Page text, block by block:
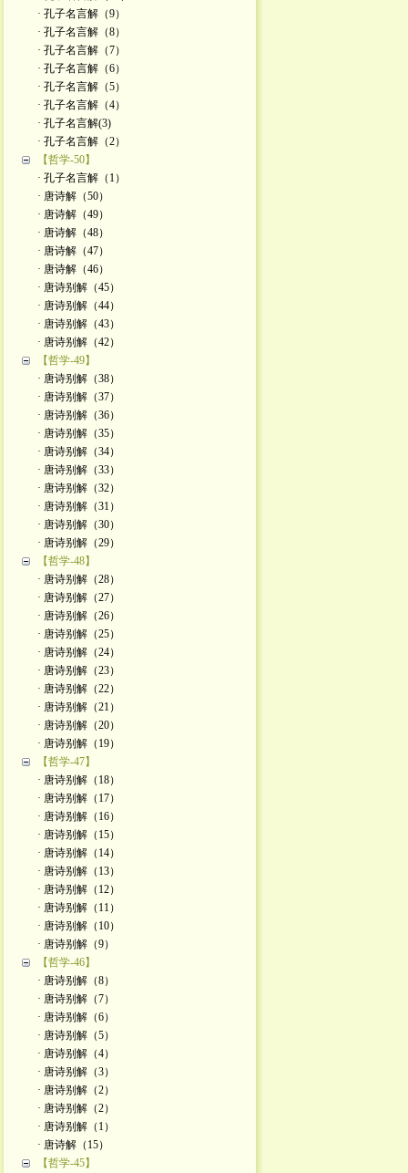
· 孔子名言解（9）
· 孔子名言解（8）
· 孔子名言解（7）
· 孔子名言解（6）
· 孔子名言解（5）
· 孔子名言解（4）
· 孔子名言解(3)
· 孔子名言解（2）
【哲学-50】
· 孔子名言解（1）
· 唐诗解（50）
· 唐诗解（49）
· 唐诗解（48）
· 唐诗解（47）
· 唐诗解（46）
· 唐诗别解（45）
· 唐诗别解（44）
· 唐诗别解（43）
· 唐诗别解（42）
【哲学-49】
· 唐诗别解（38）
· 唐诗别解（37）
· 唐诗别解（36）
· 唐诗别解（35）
· 唐诗别解（34）
· 唐诗别解（33）
· 唐诗别解（32）
· 唐诗别解（31）
· 唐诗别解（30）
· 唐诗别解（29）
【哲学-48】
· 唐诗别解（28）
· 唐诗别解（27）
· 唐诗别解（26）
· 唐诗别解（25）
· 唐诗别解（24）
· 唐诗别解（23）
· 唐诗别解（22）
· 唐诗别解（21）
· 唐诗别解（20）
· 唐诗别解（19）
【哲学-47】
· 唐诗别解（18）
· 唐诗别解（17）
· 唐诗别解（16）
· 唐诗别解（15）
· 唐诗别解（14）
· 唐诗别解（13）
· 唐诗别解（12）
· 唐诗别解（11）
· 唐诗别解（10）
· 唐诗别解（9）
【哲学-46】
· 唐诗别解（8）
· 唐诗别解（7）
· 唐诗别解（6）
· 唐诗别解（5）
· 唐诗别解（4）
· 唐诗别解（3）
· 唐诗别解（2）
· 唐诗别解（2）
· 唐诗别解（1）
· 唐诗解（15）
【哲学-45】